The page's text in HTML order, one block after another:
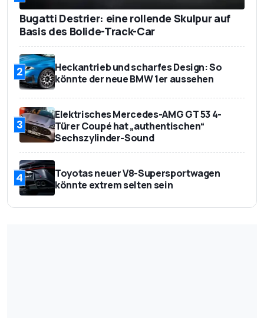
Kofferraumvolumen 451 - 1.405 l
Leergewicht
Zuladung 418 kg
Basispreis 42.790 Euro
Bugatti Destrier: eine rollende Skulpur auf
Basis des Bolide-Track-Car
2
Heckantrieb und scharfes Design: So
könnte der neue BMW 1er aussehen
3
Elektrisches Mercedes-AMG GT 53 4-
Türer Coupé hat „authentischen“
Sechszylinder-Sound
4
Toyotas neuer V8-Supersportwagen
könnte extrem selten sein